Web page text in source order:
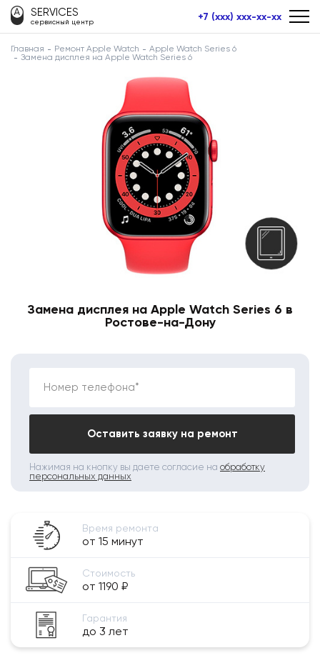
SERVICES
сервисный центр +7 (xxx) xxx-xx-xx
Главная Ремонт Apple Watch
Apple Watch Series 6
Замена дисплея на Apple Watch Series 6
Замена дисплея на Apple Watch Series 6 в
Ростове-на-Дону
Номер телефона*
Оставить заявку на ремонт
Нажимая на кнопку вы даете согласие на обработку
персональных данных
Время ремонта
от 15 минут
Стоимость
от 1190 ₽
Гарантия
до 3 лет